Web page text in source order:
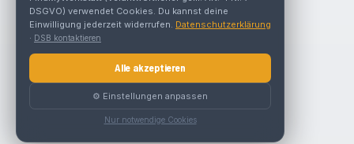
DSGVO) verwendet Cookies. Du kannst deine
Einwilligung jederzeit widerrufen. Datenschutzerklärung
· DSB kontaktieren
Alle akzeptieren
⚙️ Einstellungen anpassen
Nur notwendige Cookies